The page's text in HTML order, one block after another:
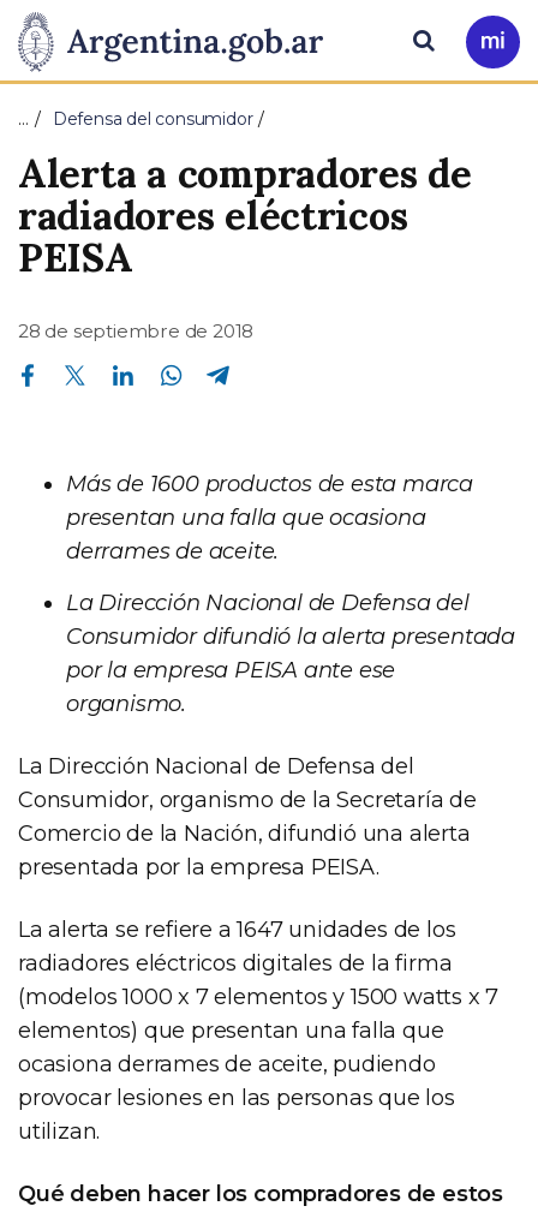
Presidencia
de
Nación
Pasar al contenido principal
Ir
a
Buscar
… Defensa del consumidor
Alerta a compradores de
radiadores eléctricos
PEISA
28 de septiembre de 2018
Compartir en Facebook Compartir en Twitter Compartir en Linkedin Compartir en Whatsapp
Más de 1600 productos de esta marca
presentan una falla que ocasiona
derrames de aceite.
La Dirección Nacional de Defensa del
Consumidor difundió la alerta presentada
por la empresa PEISA ante ese
organismo.
La Dirección Nacional de Defensa del
Consumidor, organismo de la Secretaría de
Comercio de la Nación, difundió una alerta
presentada por la empresa PEISA.
La alerta se refiere a 1647 unidades de los
radiadores eléctricos digitales de la firma
(modelos 1000 x 7 elementos y 1500 watts x 7
elementos) que presentan una falla que
ocasiona derrames de aceite, pudiendo
provocar lesiones en las personas que los
utilizan.
Qué deben hacer los compradores de estos